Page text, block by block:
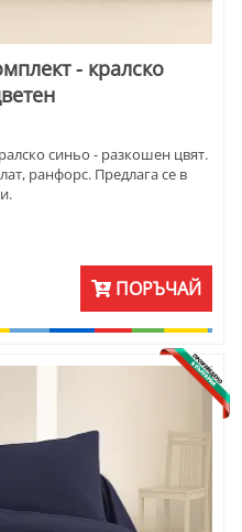
- кралско
синьо - разкошен цвят.
ранфорс. Предлага се в
ПОРЪЧАЙ